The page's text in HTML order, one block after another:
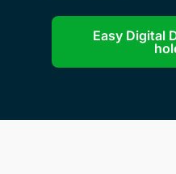
Easy Digital